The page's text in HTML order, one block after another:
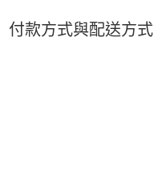
付款方式與配送方式